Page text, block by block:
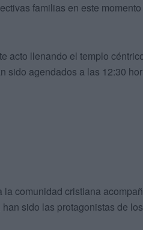
familias en este
acto llenando el templo
sido agendados a las 12:30
comunidad cristiana
sido las protagonistas de